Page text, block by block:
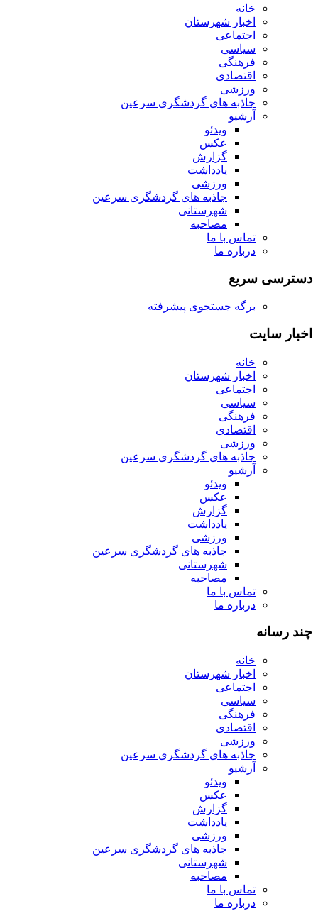
خانه
اخبار شهرستان
اجتماعی
سیاسی
فرهنگی
اقتصادی
ورزشی
جاذبه های گردشگری سرعین
آرشیو
ویدئو
عکس
گزارش
یادداشت
ورزشی
جاذبه های گردشگری سرعین
شهرستانی
مصاحبه
تماس با ما
درباره ما
دسترسی سریع
برگه جستجوی پیشرفته
اخبار سایت
خانه
اخبار شهرستان
اجتماعی
سیاسی
فرهنگی
اقتصادی
ورزشی
جاذبه های گردشگری سرعین
آرشیو
ویدئو
عکس
گزارش
یادداشت
ورزشی
جاذبه های گردشگری سرعین
شهرستانی
مصاحبه
تماس با ما
درباره ما
چند رسانه
خانه
اخبار شهرستان
اجتماعی
سیاسی
فرهنگی
اقتصادی
ورزشی
جاذبه های گردشگری سرعین
آرشیو
ویدئو
عکس
گزارش
یادداشت
ورزشی
جاذبه های گردشگری سرعین
شهرستانی
مصاحبه
تماس با ما
درباره ما